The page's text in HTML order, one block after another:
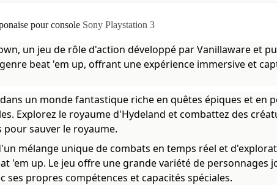
pour console Sony Playstation 3
un jeu de rôle d'action développé par Vanillaware et
beat 'em up, offrant une expérience immersive et
un monde fantastique riche en quêtes épiques et en
Explorez le royaume d'Hydeland et combattez des
pour sauver le royaume.
mélange unique de combats en temps réel et
'em up. Le jeu offre une grande variété de personnages
ses propres compétences et capacités spéciales.